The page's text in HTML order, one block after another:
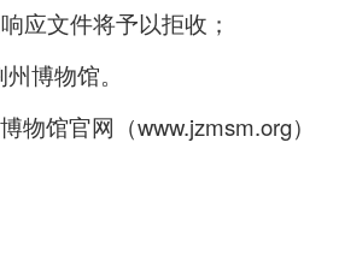
应文件将予以拒收；
博物馆。
馆官网（www.jzmsm.org）